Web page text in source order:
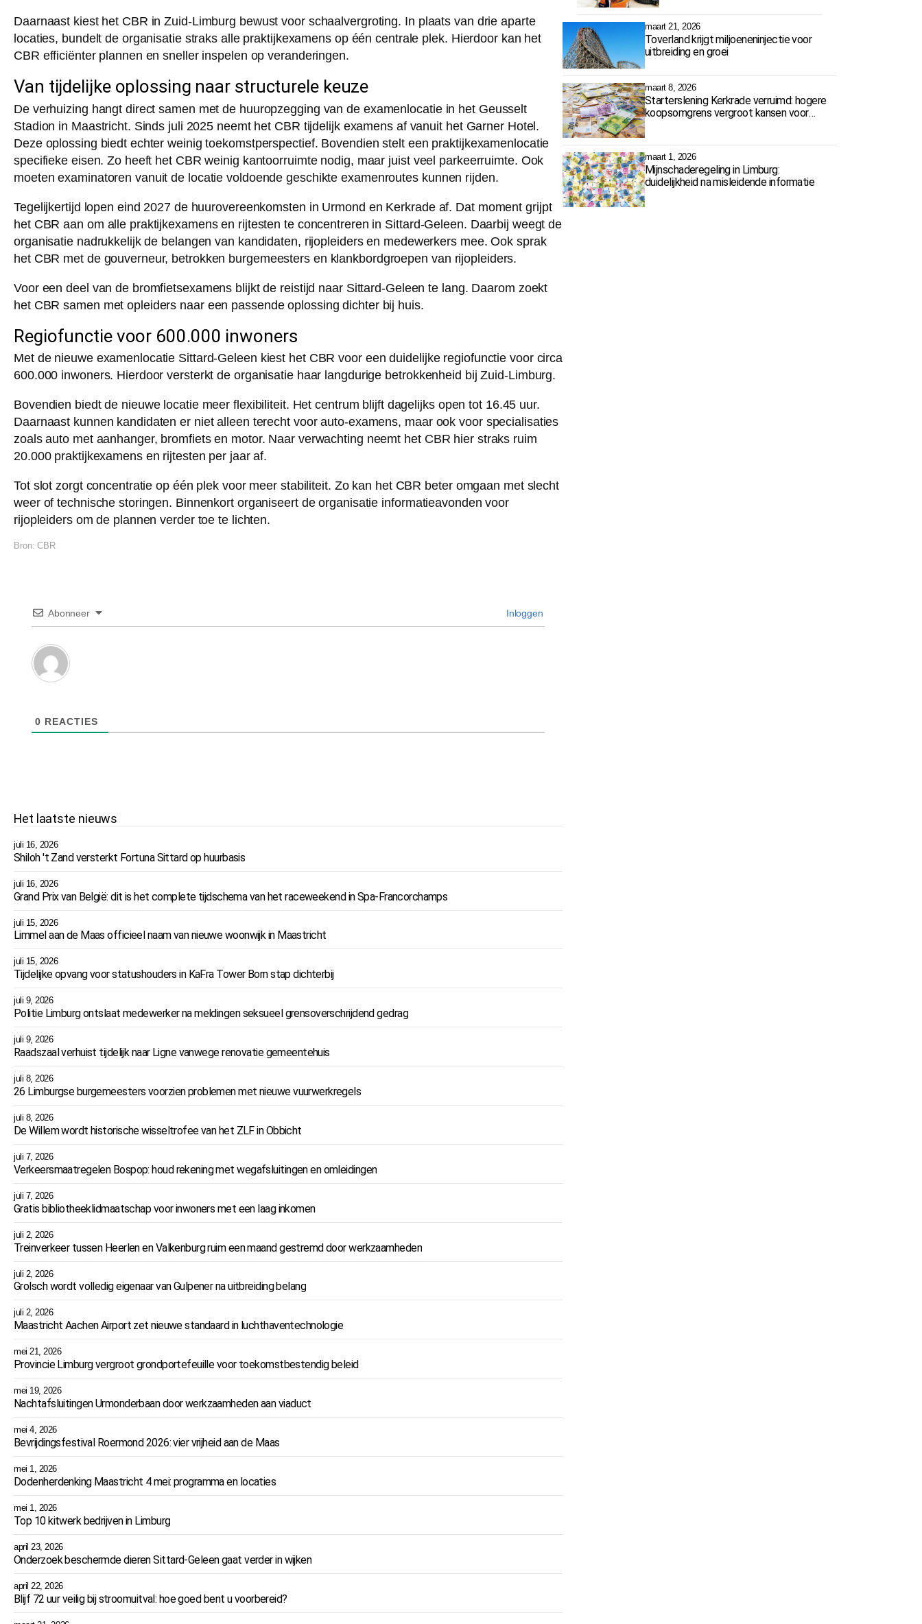
Daarnaast kiest het CBR in Zuid-Limburg bewust voor schaalvergroting. In plaats van drie aparte
locaties, bundelt de organisatie straks alle praktijkexamens op één centrale plek. Hierdoor kan het
CBR efficiënter plannen en sneller inspelen op veranderingen.
Van tijdelijke oplossing naar structurele keuze
De verhuizing hangt direct samen met de huuropzegging van de examenlocatie in het Geusselt
Stadion in Maastricht. Sinds juli 2025 neemt het CBR tijdelijk examens af vanuit het Garner Hotel.
Deze oplossing biedt echter weinig toekomstperspectief. Bovendien stelt een praktijkexamenlocatie
specifieke eisen. Zo heeft het CBR weinig kantoorruimte nodig, maar juist veel parkeerruimte. Ook
moeten examinatoren vanuit de locatie voldoende geschikte examenroutes kunnen rijden.
Tegelijkertijd lopen eind 2027 de huurovereenkomsten in Urmond en Kerkrade af. Dat moment grijpt
het CBR aan om alle praktijkexamens en rijtesten te concentreren in Sittard-Geleen. Daarbij weegt de
organisatie nadrukkelijk de belangen van kandidaten, rijopleiders en medewerkers mee. Ook sprak
het CBR met de gouverneur, betrokken burgemeesters en klankbordgroepen van rijopleiders.
Voor een deel van de bromfietsexamens blijkt de reistijd naar Sittard-Geleen te lang. Daarom zoekt
het CBR samen met opleiders naar een passende oplossing dichter bij huis.
Regiofunctie voor 600.000 inwoners
Met de nieuwe examenlocatie Sittard-Geleen kiest het CBR voor een duidelijke regiofunctie voor circa
600.000 inwoners. Hierdoor versterkt de organisatie haar langdurige betrokkenheid bij Zuid-Limburg.
Bovendien biedt de nieuwe locatie meer flexibiliteit. Het centrum blijft dagelijks open tot 16.45 uur.
Daarnaast kunnen kandidaten er niet alleen terecht voor auto-examens, maar ook voor specialisaties
zoals auto met aanhanger, bromfiets en motor. Naar verwachting neemt het CBR hier straks ruim
20.000 praktijkexamens en rijtesten per jaar af.
Tot slot zorgt concentratie op één plek voor meer stabiliteit. Zo kan het CBR beter omgaan met slecht
weer of technische storingen. Binnenkort organiseert de organisatie informatieavonden voor
rijopleiders om de plannen verder toe te lichten.
Bron:CBR
Abonneer Inloggen
0 REACTIES
Het laatste nieuws
juli 16, 2026
Shiloh 't Zand versterkt Fortuna Sittard op huurbasis
juli 16, 2026
Grand Prix van België: dit is het complete tijdschema van het raceweekend in Spa-Francorchamps
juli 15, 2026
Limmel aan de Maas officieel naam van nieuwe woonwijk in Maastricht
juli 15, 2026
Tijdelijke opvang voor statushouders in KaFra Tower Born stap dichterbij
juli 9, 2026
Politie Limburg ontslaat medewerker na meldingen seksueel grensoverschrijdend gedrag
juli 9, 2026
Raadszaal verhuist tijdelijk naar Ligne vanwege renovatie gemeentehuis
juli 8, 2026
26 Limburgse burgemeesters voorzien problemen met nieuwe vuurwerkregels
juli 8, 2026
De Willem wordt historische wisseltrofee van het ZLF in Obbicht
juli 7, 2026
Verkeersmaatregelen Bospop: houd rekening met wegafsluitingen en omleidingen
juli 7, 2026
Gratis bibliotheeklidmaatschap voor inwoners met een laag inkomen
juli 2, 2026
Treinverkeer tussen Heerlen en Valkenburg ruim een maand gestremd door werkzaamheden
juli 2, 2026
Grolsch wordt volledig eigenaar van Gulpener na uitbreiding belang
juli 2, 2026
Maastricht Aachen Airport zet nieuwe standaard in luchthaventechnologie
mei 21, 2026
Provincie Limburg vergroot grondportefeuille voor toekomstbestendig beleid
mei 19, 2026
Nachtafsluitingen Urmonderbaan door werkzaamheden aan viaduct
mei 4, 2026
Bevrijdingsfestival Roermond 2026: vier vrijheid aan de Maas
mei 1, 2026
Dodenherdenking Maastricht 4 mei: programma en locaties
mei 1, 2026
Top 10 kitwerk bedrijven in Limburg
april 23, 2026
Onderzoek beschermde dieren Sittard-Geleen gaat verder in wijken
april 22, 2026
Blijf 72 uur veilig bij stroomuitval: hoe goed bent u voorbereid?
maart 21, 2026
Toverland krijgt miljoeneninjectie voor
uitbreiding en groei
maart 8, 2026
Starterslening Kerkrade verruimd: hogere
koopsomgrens vergroot kansen voor
maart 1, 2026
Mijnschaderegeling in Limburg:
duidelijkheid na misleidende informatie